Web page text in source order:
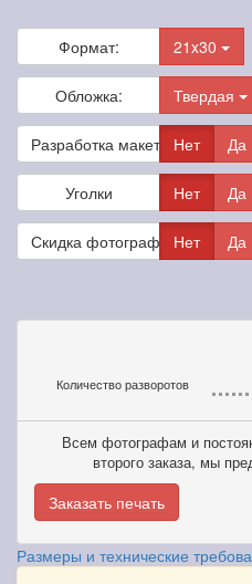
Формат: 21x30
Обложка: Твердая
Разработка макета Нет Да
Уголки Нет Да
Скидка фотографамНет Да
Количество разворотов
Всем фотографам и
второго заказа, мы
Заказать печать
Размеры и технические